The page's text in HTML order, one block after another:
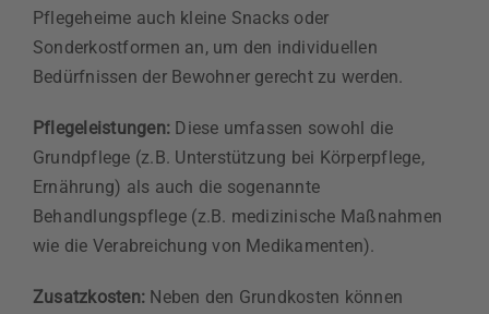
Pflegeheime auch kleine Snacks oder
Sonderkostformen an, um den individuellen
Bedürfnissen der Bewohner gerecht zu werden.
Pflegeleistungen: Diese umfassen sowohl die
Grundpflege (z.B. Unterstützung bei Körperpflege,
Ernährung) als auch die sogenannte
Behandlungspflege (z.B. medizinische Maßnahmen
wie die Verabreichung von Medikamenten).
Zusatzkosten: Neben den Grundkosten können